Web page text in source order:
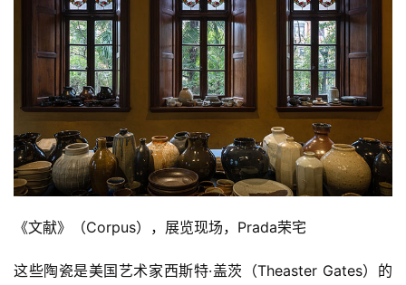
《文献》（Corpus），展览现场，Prada荣宅
这些陶瓷是美国艺术家西斯特·盖茨（Theaster Gates）的